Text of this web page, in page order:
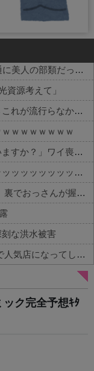
女芸人の吉住さん（36）メイクしたら普通に美人の部類だったと判明ｗｗｗｗｗｗｗｗｗ
資源考えて」
チー牛「デブの事豚丼って呼ぼうぜ！」←これが流行らなかった理由
ｗｗｗｗｗｗｗ
【衝撃】葬儀屋「火葬プランはどうなさいますか？」ワイ喪主「直葬で(即答)」→結果ァw w w w w w w w w w
【画像】北朝鮮のビアガール、エッッッッッッッッッッッッッッッッッ！
【画像】 例の美人すぎるおにぎり屋さん、裏でおっさんが握っていたｗｗｗｗｗｗｗｗｗｗｗｗｗｗｗｗｗ
な洪水被害
【動画】 町の中華料理屋さん、娘の採用で人気店になってしまう
ック完全予想ｷﾀ